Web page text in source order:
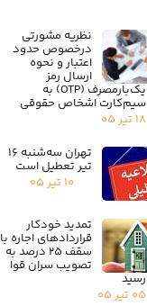
نظریه مشورتی
درخصوص حدود
اعتبار و نحوه
ارسال رمز
یک‌بارمصرف (OTP) به
سیم‌کارت اشخاص حقوقی
۱۸ تیر ۰۵
تهران سه‌شنبه ۱۶
تیر تعطیل است
۱۰ تیر ۰۵
تمدید خودکار
قراردادهای اجاره با
سقف ۲۵ درصد به
تصویب سران قوا
رسید
۰۵ تیر ۰۵